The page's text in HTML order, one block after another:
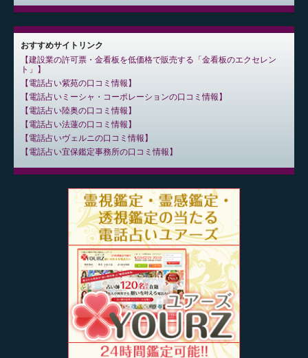
おすすめサイトリンク
建設業の許可票・金看板を低価格で販売する「金看板のエクセレン
ト」
電話占い紫苑の口コミ情報
電話占いミーシャ・コーポレーションの口コミ情報
電話占い陸奥の口コミ情報
電話占い法蓮の口コミ情報
電話占いヴェルニの口コミ情報
電話占い宜保鑑定事務所の口コミ情報